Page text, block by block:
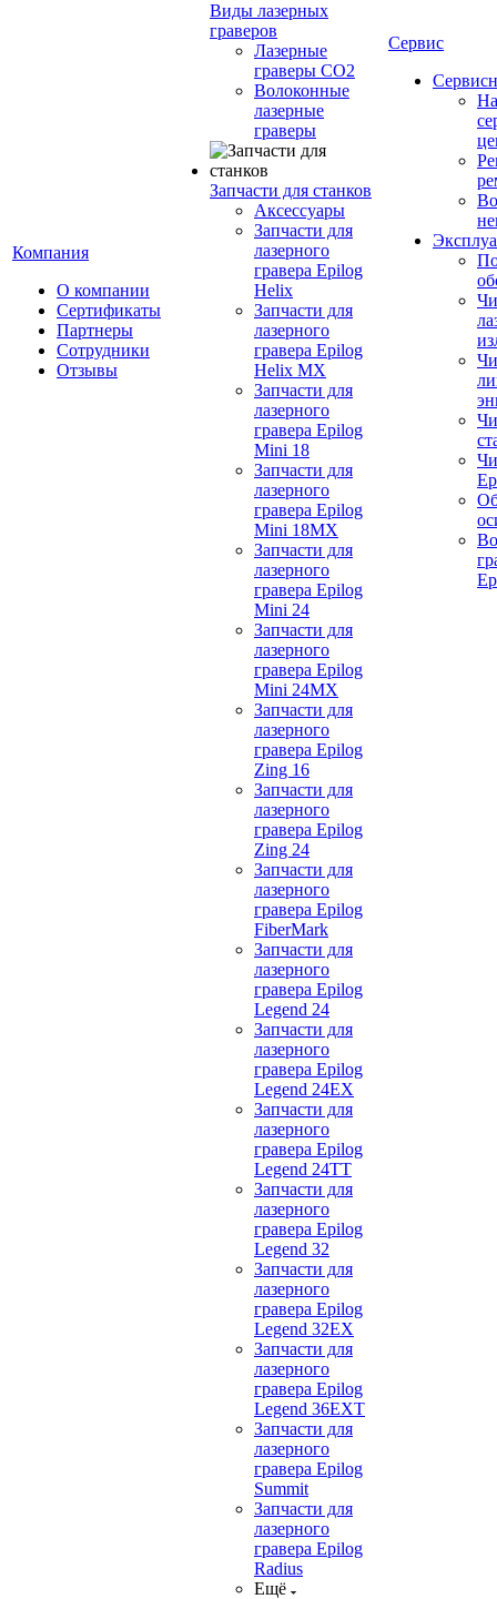
Компания
О компании
Сертификаты
Партнеры
Сотрудники
Отзывы
Виды лазерных
граверов
Лазерные
граверы СО2
Волоконные
лазерные
граверы
Запчасти для станков
Аксессуары
Запчасти для
лазерного
гравера Epilog
Helix
Запчасти для
лазерного
гравера Epilog
Helix MX
Запчасти для
лазерного
гравера Epilog
Mini 18
Запчасти для
лазерного
гравера Epilog
Mini 18MX
Запчасти для
лазерного
гравера Epilog
Mini 24
Запчасти для
лазерного
гравера Epilog
Mini 24MX
Запчасти для
лазерного
гравера Epilog
Zing 16
Запчасти для
лазерного
гравера Epilog
Zing 24
Запчасти для
лазерного
гравера Epilog
FiberMark
Запчасти для
лазерного
гравера Epilog
Legend 24
Запчасти для
лазерного
гравера Epilog
Legend 24EX
Запчасти для
лазерного
гравера Epilog
Legend 24TT
Запчасти для
лазерного
гравера Epilog
Legend 32
Запчасти для
лазерного
гравера Epilog
Legend 32EX
Запчасти для
лазерного
гравера Epilog
Legend 36EXT
Запчасти для
лазерного
гравера Epilog
Summit
Запчасти для
лазерного
гравера Epilog
Radius
Ещё
Сервис